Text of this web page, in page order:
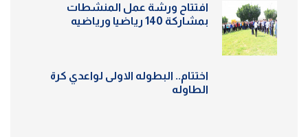
افتتاح ورشة عمل المنشطات
بمشاركة 140 رياضيا ورياضيه
اختتام.. البطوله الاولى لواعدي كرة
الطاوله